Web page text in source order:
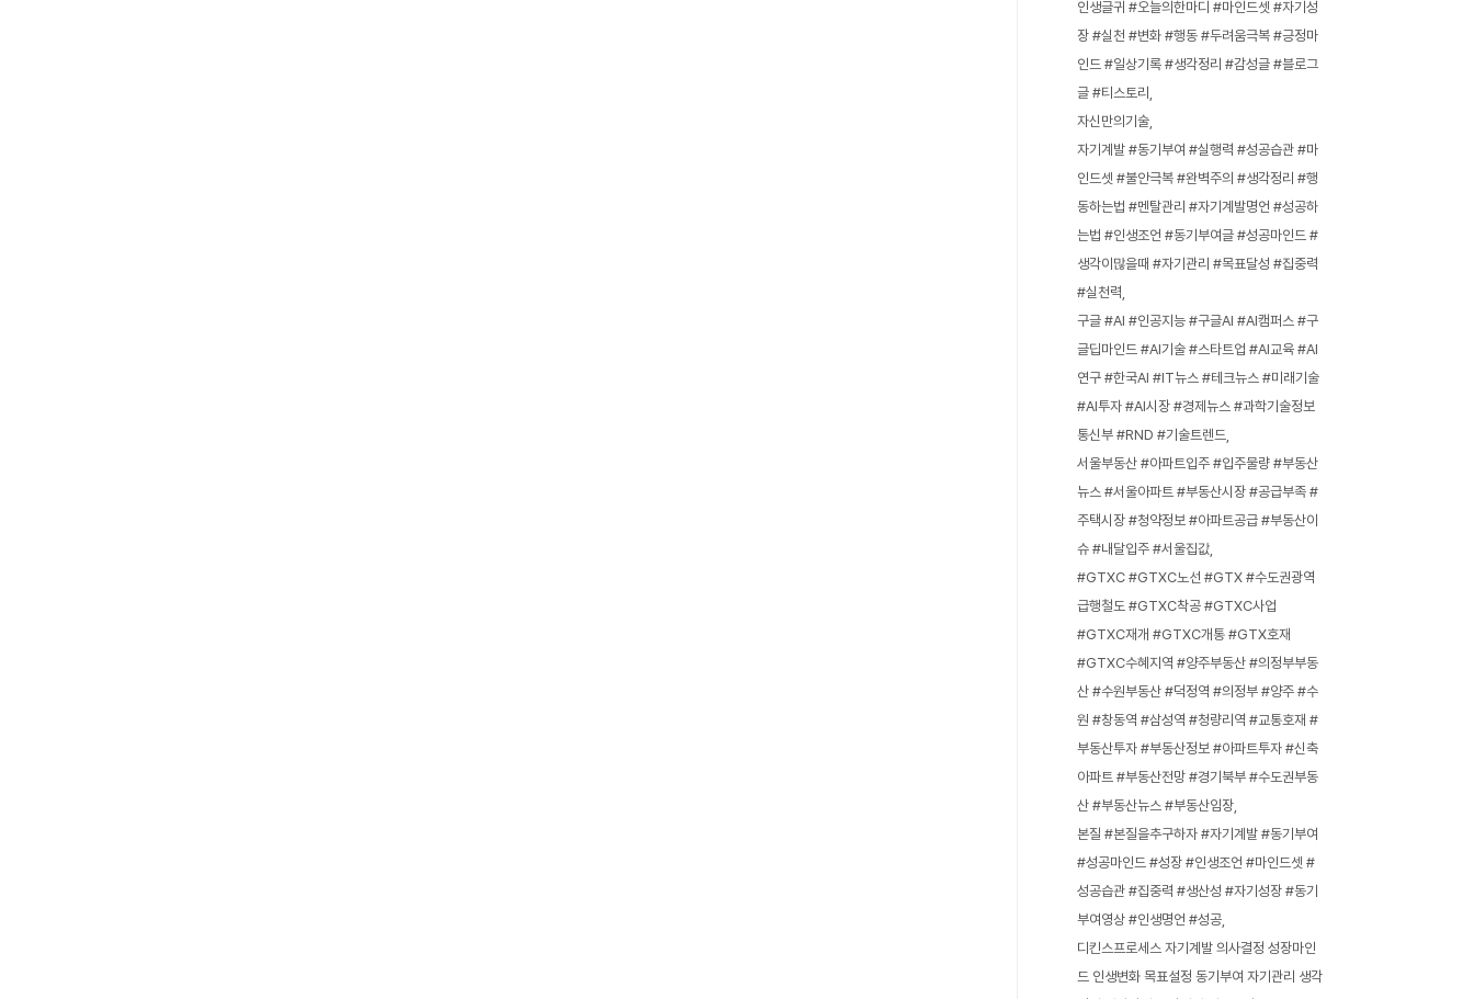
인생글귀 #오늘의한마디 #마인드셋 #자기성
장 #실천 #변화 #행동 #두려움극복 #긍정마
인드 #일상기록 #생각정리 #감성글 #블로그
글 #티스토리
자신만의기술
자기계발 #동기부여 #실행력 #성공습관 #마
인드셋 #불안극복 #완벽주의 #생각정리 #행
동하는법 #멘탈관리 #자기계발명언 #성공하
는법 #인생조언 #동기부여글 #성공마인드 #
생각이많을때 #자기관리 #목표달성 #집중력
#실천력
구글 #AI #인공지능 #구글AI #AI캠퍼스 #구
글딥마인드 #AI기술 #스타트업 #AI교육 #AI
연구 #한국AI #IT뉴스 #테크뉴스 #미래기술
#AI투자 #AI시장 #경제뉴스 #과학기술정보
통신부 #RND #기술트렌드
서울부동산 #아파트입주 #입주물량 #부동산
뉴스 #서울아파트 #부동산시장 #공급부족 #
주택시장 #청약정보 #아파트공급 #부동산이
슈 #내달입주 #서울집값
#GTXC #GTXC노선 #GTX #수도권광역
급행철도 #GTXC착공 #GTXC사업
#GTXC재개 #GTXC개통 #GTX호재
#GTXC수혜지역 #양주부동산 #의정부부동
산 #수원부동산 #덕정역 #의정부 #양주 #수
원 #창동역 #삼성역 #청량리역 #교통호재 #
부동산투자 #부동산정보 #아파트투자 #신축
아파트 #부동산전망 #경기북부 #수도권부동
산 #부동산뉴스 #부동산임장
본질 #본질을추구하자 #자기계발 #동기부여
#성공마인드 #성장 #인생조언 #마인드셋 #
성공습관 #집중력 #생산성 #자기성장 #동기
부여영상 #인생명언 #성공
디킨스프로세스 자기계발 의사결정 성장마인
드 인생변화 목표설정 동기부여 자기관리 생각